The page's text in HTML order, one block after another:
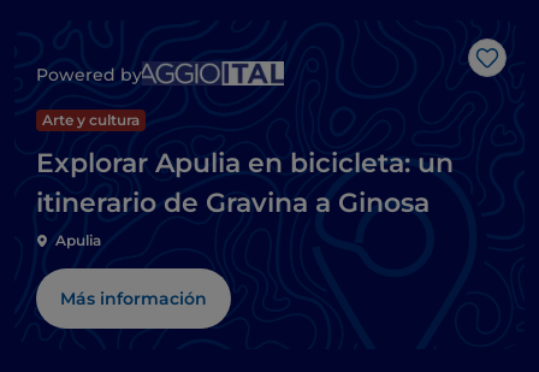
Me
Powered by
Arte y cultura
Explorar Apulia en bicicleta: un
itinerario de Gravina a Ginosa
Apulia
Más información